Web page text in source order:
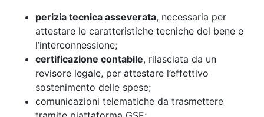
perizia tecnica asseverata, necessaria per
attestare le caratteristiche tecniche del bene e
l’interconnessione;
certificazione contabile, rilasciata da un
revisore legale, per attestare l’effettivo
sostenimento delle spese;
comunicazioni telematiche da trasmettere